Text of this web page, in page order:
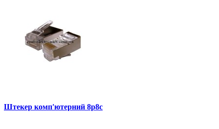
Штекер комп'ютерний 8p8c